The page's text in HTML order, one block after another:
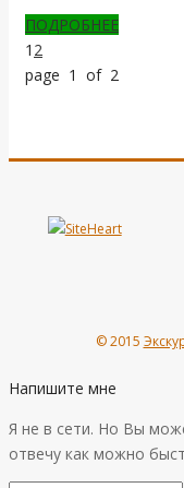
ПОДРОБНЕЕ
1 2
page 1 of 2
© 2015
Напишите мне
Я не в сети. Но Вы
отвечу как можно